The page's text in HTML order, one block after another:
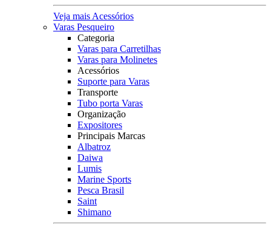
Veja mais Acessórios
Varas Pesqueiro
Categoria
Varas para Carretilhas
Varas para Molinetes
Acessórios
Suporte para Varas
Transporte
Tubo porta Varas
Organização
Expositores
Principais Marcas
Albatroz
Daiwa
Lumis
Marine Sports
Pesca Brasil
Saint
Shimano